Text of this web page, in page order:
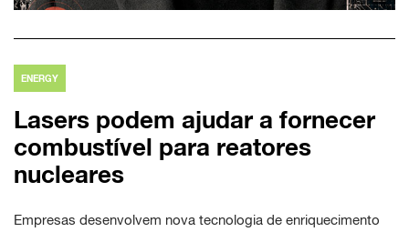
ENERGY
Lasers podem ajudar a fornecer
combustível para reatores
nucleares
Empresas desenvolvem nova tecnologia de enriquecimento